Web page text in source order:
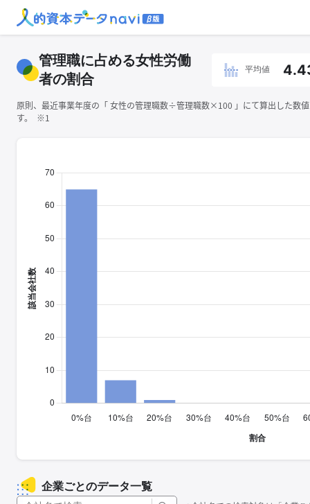
管理職に占める女性労働
者の割合
平均値
原則、最近事業年度の「 ⼥性の管理職数÷管理職数×100 」にて算出した数
す。 ※1
企業ごとのデータ一覧